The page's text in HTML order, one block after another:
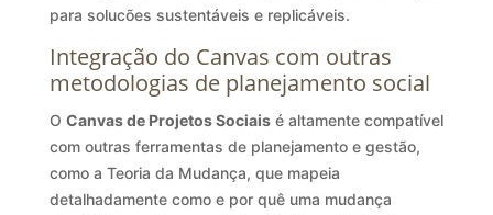
para solucões sustentáveis e replicáveis.
Integração do Canvas com outras
metodologias de planejamento social
O Canvas de Projetos Sociaisé altamente compatível
com outras ferramentas de planejamento e gestão,
como a Teoria da Mudança, que mapeia
detalhadamente como e por quê uma mudança